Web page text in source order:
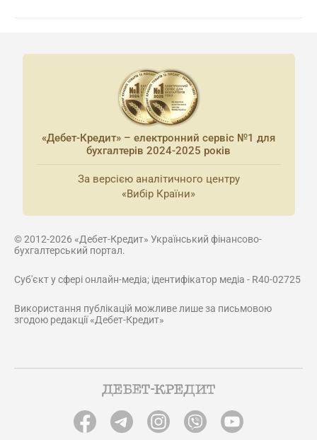
«Дебет-Кредит» – електронний сервіс №1 для
бухгалтерів 2024-2025 років
За версією аналітичного центру
«Вибір Країни»
© 2012-2026 «Дебет-Кредит» Український фінансово-
бухгалтерський портал.
Суб'єкт у сфері онлайн-медіа; ідентифікатор медіа - R40-02725
Використання публікацій можливе лише за письмовою
згодою редакції «Дебет-Кредит»